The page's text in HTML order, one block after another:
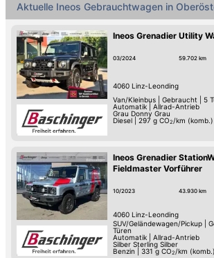
Aktuelle Ineos Gebrauchtwagen in
Ineos Grenadier Utility
03/2024 59.702 km
4060 Linz-Leonding
Van/Kleinbus| Gebraucht
5
Automatik| Allrad-Antrieb
Grau Donny Grau
Diesel
297 g CO2 /km (komb.)
Ineos Grenadier
Fieldmaster Vorführer
10/2023 43.930 km
4060 Linz-Leonding
SUV/Geländewagen/Pickup|
Türen
Automatik| Allrad-Antrieb
Silber Sterling Silber
Benzin
331 g CO2 /km (komb.)